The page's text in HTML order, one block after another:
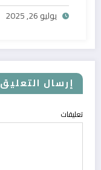
يوليو 26, 2025
إرسال التعليق
تعليقات